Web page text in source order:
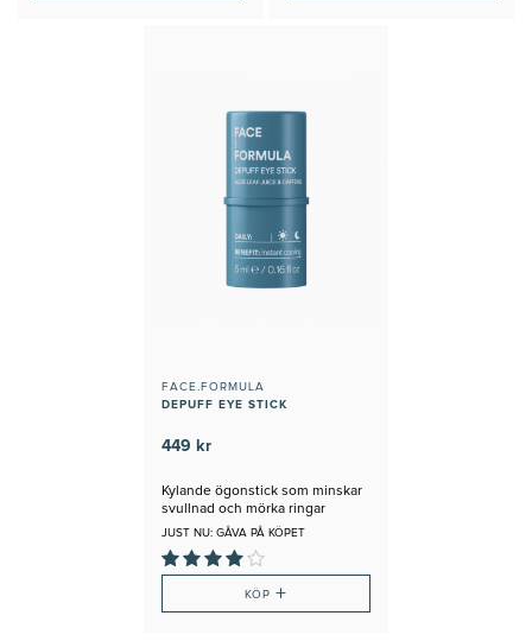
FACE.FORMULA
DEPUFF EYE STICK
449 kr
Kylande ögonstick som minskar
svullnad och mörka ringar
JUST NU: GÅVA PÅ KÖPET
KÖP +